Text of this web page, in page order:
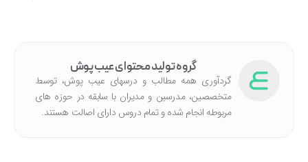
گروه تولید محتوای عیب پوش
گردآوری همه مطالب و درسهای عیب پوش، توسط
متخصصین، مدرسین و مدیران با سابقه در حوزه های
مربوطه انجام شده‌ و تمام دروس دارای اصالت هستند.